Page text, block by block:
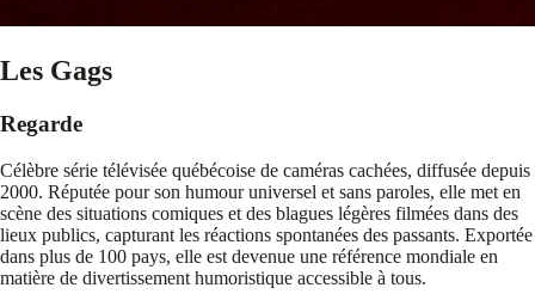
Les Gags
Regarde
Célèbre série télévisée québécoise de caméras cachées, diffusée depuis
2000. Réputée pour son humour universel et sans paroles, elle met en
scène des situations comiques et des blagues légères filmées dans des
lieux publics, capturant les réactions spontanées des passants. Exportée
dans plus de 100 pays, elle est devenue une référence mondiale en
matière de divertissement humoristique accessible à tous.